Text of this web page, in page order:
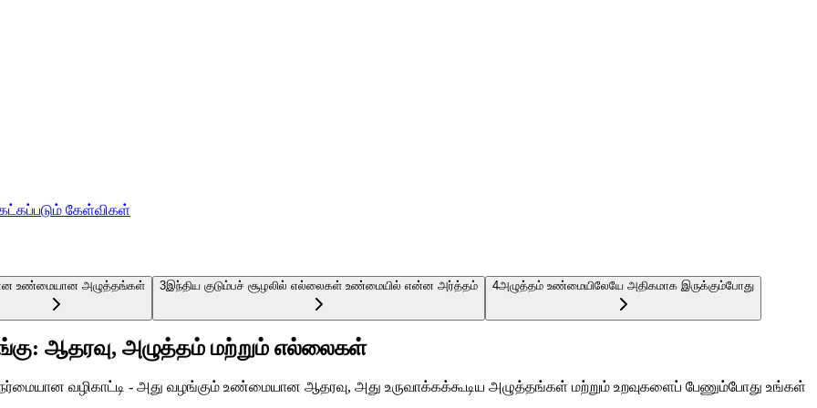
கேள்விகள்
உண்மையான அழுத்தங்கள் 3இந்திய குடும்பச் சூழலில் எல்லைகள் உண்மையில் என்ன அர்த்தம் 4அழுத்தம் உண்மையிலேயே அதிகமாக இருக்கும்போது
ஆதரவு, அழுத்தம் மற்றும் எல்லைகள்
வழிகாட்டி - அது வழங்கும் உண்மையான ஆதரவு, அது உருவாக்கக்கூடிய அழுத்தங்கள் மற்றும் உறவுகளைப் பேணும்போது உங்கள்